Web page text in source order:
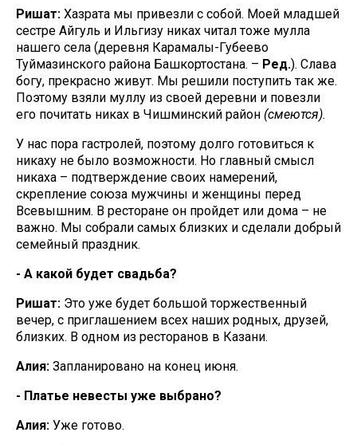
Ришат: Хазрата мы привезли с собой. Моей младшей
сестре Айгуль и Ильгизу никах читал тоже мулла
нашего села (деревня Карамалы-Губеево
Туймазинского района Башкортостана. – Ред.). Слава
богу, прекрасно живут. Мы решили поступить так же.
Поэтому взяли муллу из своей деревни и повезли
его почитать никах в Чишминский район (смеются).
У нас пора гастролей, поэтому долго готовиться к
никаху не было возможности. Но главный смысл
никаха – подтверждение своих намерений,
скрепление союза мужчины и женщины перед
Всевышним. В ресторане он пройдет или дома – не
важно. Мы собрали самых близких и сделали добрый
семейный праздник.
- А какой будет свадьба?
Ришат: Это уже будет большой торжественный
вечер, с приглашением всех наших родных, друзей,
близких. В одном из ресторанов в Казани.
Алия: Запланировано на конец июня.
- Платье невесты уже выбрано?
Алия: Уже готово.